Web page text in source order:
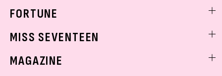
FORTUNE
MISS SEVENTEEN
MAGAZINE